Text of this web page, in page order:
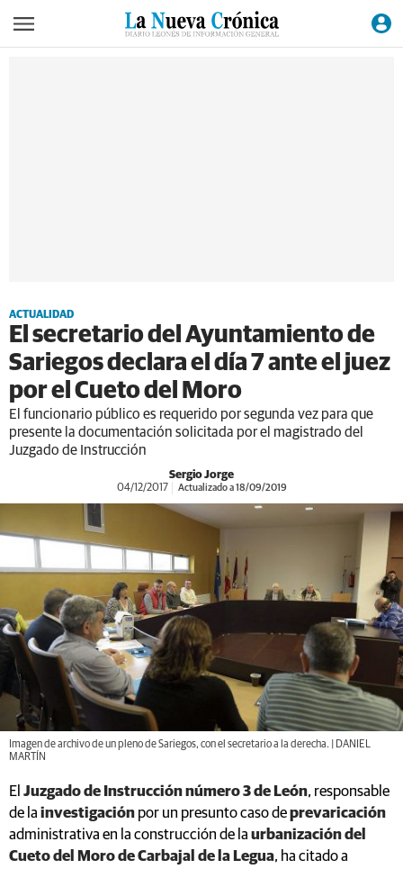
ACTUALIDAD
El secretario del Ayuntamiento de
Sariegos declara el día 7 ante el juez
por el Cueto del Moro
El funcionario público es requerido por segunda vez para que
presente la documentación solicitada por el magistrado del
Juzgado de Instrucción
Sergio Jorge
04/12/2017 Actualizado a 18/09/2019
Imagen de archivo de un pleno de Sariegos, con el secretario a la derecha. | DANIEL
MARTÍN
El Juzgado de Instrucción número 3 de León, responsable
de la investigación por un presunto caso deprevaricación
administrativa en la construcción de la urbanización del
Cueto del Moro de Carbajal de la Legua, ha citado a